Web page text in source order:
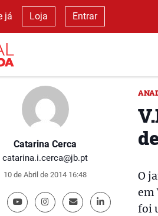
já Loja Entrar
Catarina Cerca
catarina.i.cerca@jb.pt
10 de Abril de 2014 16:48
O
em
foi